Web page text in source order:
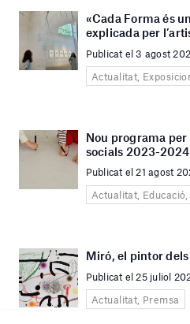
«Cada Forma és
explicada per
Publicat el 3 agost
Actualitat,
Nou programa
socials 2023-2024
Publicat el 21 agost
Actualitat,
Miró, el pintor
Publicat el 25 juliol
Actualitat, Premsa